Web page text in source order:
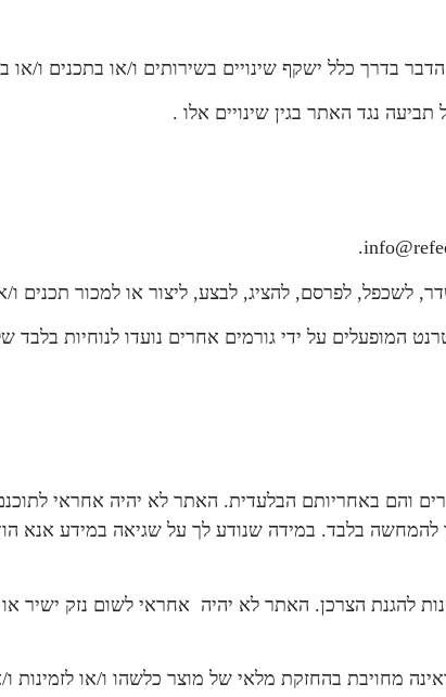
בדרך כלל ישקף שינויים בשירותים ו/או בתכנים ו/
נגד האתר בגין שינויים אלו .
לשכפל, לפרסם, להציג, לבצע, ליצור או למכור תכנים
המופעלים על ידי גורמים אחרים נועדו לנוחיות
והם באחריותם הבלעדית. האתר לא יהיה אחראי
בלבד. במידה שנודע לך על שגיאה במידע אנא
להגנת הצרכן. האתר לא יהיה אחראי לשום נזק
מחויבת בהחזקת מלאי של מוצר כלשהו ו/או לזמינות ו/